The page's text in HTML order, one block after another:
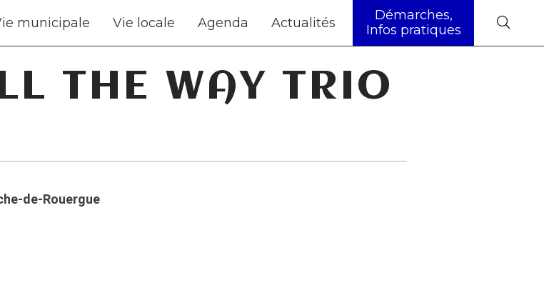
municipale Vie locale Agenda Actualités
Démarches,
Infos pratiques
THE WAY TRIO
de-Rouergue